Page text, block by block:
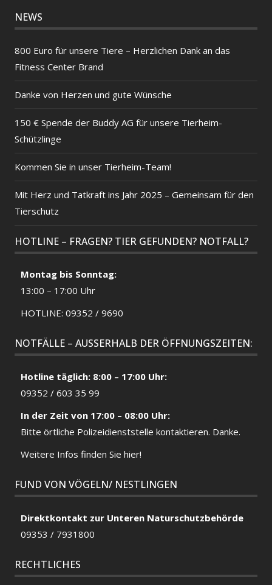
NEWS
800 Euro für unsere Tiere – Herzlichen Dank an das
Fitness Center Brand
Danke von Herzen und gute Wünsche
150 € Spende der Buddy AG für unsere Tierheim-
Schützlinge
Kommen Sie in unser Tierheim-Team!
Mit Herz und Tatkraft ins Jahr 2025 – Gemeinsam für den
Tierschutz
HOTLINE – FRAGEN? TIER GEFUNDEN? NOTFALL?
Montag bis Sonntag:
13:00 – 17:00 Uhr
HOTLINE: 09352 / 9690
NOTFÄLLE – AUSSERHALB DER ÖFFNUNGSZEITEN:
Hotline täglich: 8:00 – 17:00 Uhr:
09352 / 603 35 99
In der Zeit von 17:00 – 08:00 Uhr:
Bitte örtliche Polizeidienststelle kontaktieren. Danke.
Weitere Infos finden Sie hier!
FUND VON VÖGELN/ NESTLINGEN
Direktkontakt zur Unteren Naturschutzbehörde
09353 / 7931800
RECHTLICHES